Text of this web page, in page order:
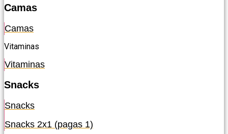
Camas
Camas
Vitaminas
Vitaminas
Snacks
Snacks
Snacks 2x1 (pagas 1)